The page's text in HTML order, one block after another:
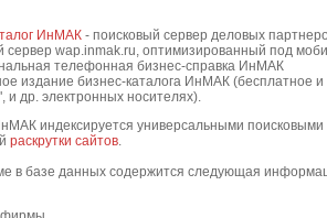
ИнМАК - поисковый сервер деловых
сервер wap.inmak.ru, оптимизированный под
телефонная бизнес-справка ИнМАК
издание бизнес-каталога ИнМАК (бесплатное
и др. электронных носителях).
индексируется универсальными поисковыми
раскрутки сайтов.
в базе данных содержится следующая